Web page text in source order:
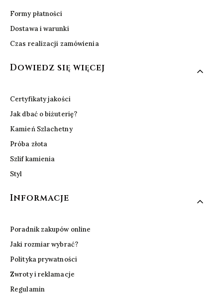
Formy płatności
Dostawa i warunki
Czas realizacji zamówienia
Dowiedz się więcej
Certyfikaty jakości
Jak dbać o biżuterię?
Kamień Szlachetny
Próba złota
Szlif kamienia
Styl
Informacje
Poradnik zakupów online
Jaki rozmiar wybrać?
Polityka prywatności
Zwroty i reklamacje
Regulamin